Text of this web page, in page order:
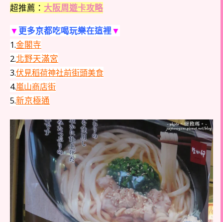
超推薦： 大阪周遊卡攻略
▼更多京都吃喝玩樂在這裡▼
1.金閣寺
2.北野天滿宮
3.伏見稻荷神社前街頭美食
4.嵐山商店街
5.新京極通